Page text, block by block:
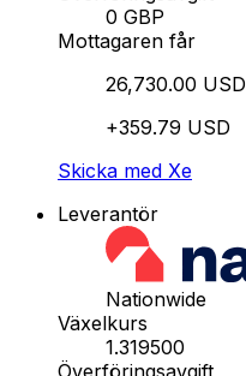
0 GBP
Mottagaren får
26,730.00 USD
+359.79 USD
Skicka med Xe
Leverantör
Nationwide
Växelkurs
1.319500